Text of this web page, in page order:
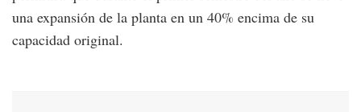
una expansión de la planta en un 40% encima de su
capacidad original.